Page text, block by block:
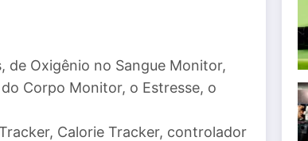
de Oxigênio no Sangue Monitor,
Corpo Monitor, o Estresse, o
Calorie Tracker, controlador